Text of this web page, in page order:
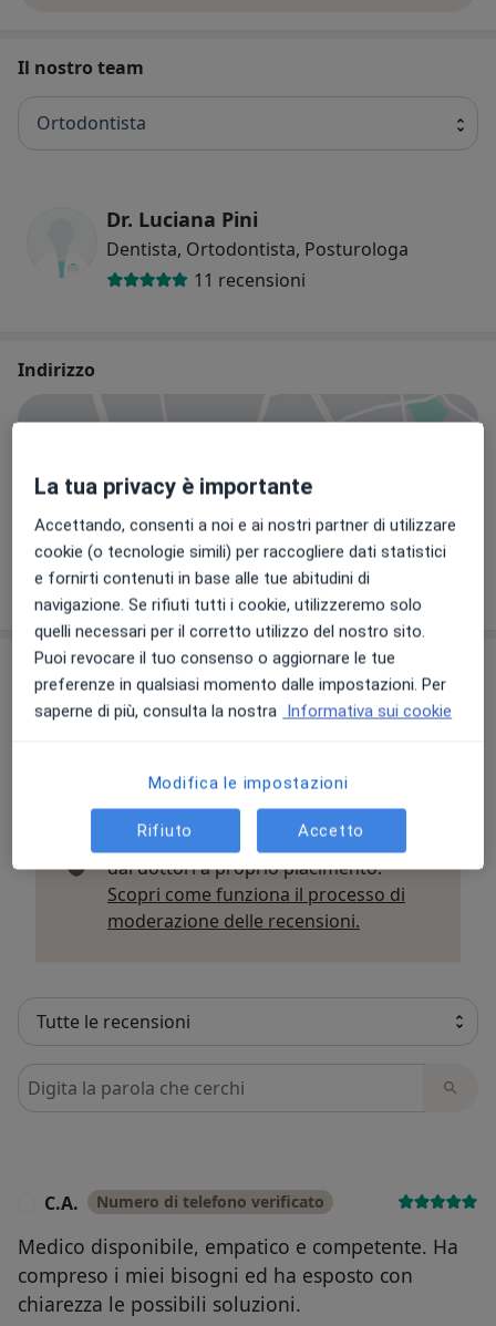
Il nostro team
Ortodontista
Dr. Luciana Pini
Dentista, Ortodontista, Posturologa
11 recensioni
Indirizzo
Studio Dentistico Pini
Via Martiri della liberazione, 57, Chiavari 16043
Recensioni sui dottori (10)
Tutte le recensioni contano e non
possono essere rimosse o modificate
dai dottori a proprio piacimento.
Scopri come funziona il processo di
moderazione delle recensioni.
Cerca nelle recensioni
C.A. Numero di telefono verificato
Medico disponibile, empatico e competente. Ha
compreso i miei bisogni ed ha esposto con
chiarezza le possibili soluzioni.
La tua privacy è importante
Accettando, consenti a noi e ai nostri partner di utilizzare
cookie (o tecnologie simili) per raccogliere dati statistici
e fornirti contenuti in base alle tue abitudini di
navigazione. Se rifiuti tutti i cookie, utilizzeremo solo
quelli necessari per il corretto utilizzo del nostro sito.
Puoi revocare il tuo consenso o aggiornare le tue
preferenze in qualsiasi momento dalle impostazioni. Per
saperne di più, consulta la nostra Informativa sui cookie
Modifica le impostazioni
Rifiuto Accetto